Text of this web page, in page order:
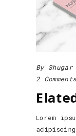
By Shugar
2 Comments
Lorem